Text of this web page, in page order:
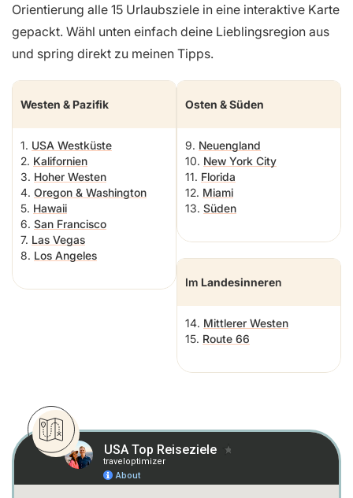
Orientierung alle 15 Urlaubsziele in eine interaktive Karte
gepackt. Wähl unten einfach deine Lieblingsregion aus
und spring direkt zu meinen Tipps.
Westen & Pazifik
1. USA Westküste
2. Kalifornien
3. Hoher Westen
4. Oregon & Washington
5. Hawaii
6. San Francisco
7. Las Vegas
8. Los Angeles
Osten & Süden
9. Neuengland
10. New York City
11. Florida
12. Miami
13. Süden
Im Landesinneren
14. Mittlerer Westen
15. Route 66